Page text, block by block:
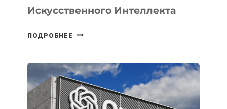
Искусственного Интеллекта
ПОДРОБНЕЕ В
ПРИОРИТЕТНЫЕ
ЗАДАЧИ
ПО